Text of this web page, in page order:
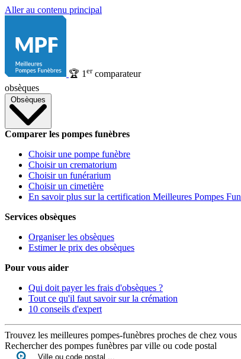
Aller au contenu principal
🏆 1 ercomparateur
obsèques
Obsèques
Comparer les pompes funèbres
Choisir une pompe funèbre
Choisir un crematorium
Choisir un funérarium
Choisir un cimetière
En savoir plus sur la certification Meilleures Pompes
Services obsèques
Organiser les obsèques
Estimer le prix des obsèques
Pour vous aider
Qui doit payer les frais d'obsèques ?
Tout ce qu'il faut savoir sur la crémation
10 conseils d'expert
Trouvez les meilleures pompes-funèbres proches de chez vous
Rechercher des pompes funèbres par ville ou code postal